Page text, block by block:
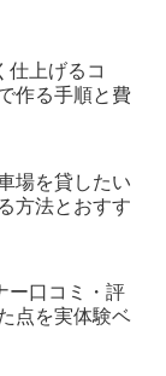
仕上げるコ
作る手順と費
場を貸したい
方法とおすす
ー口コミ・評
点を実体験ベ